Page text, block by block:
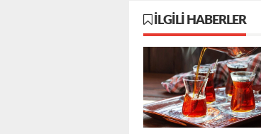
İLGILI HABERLER